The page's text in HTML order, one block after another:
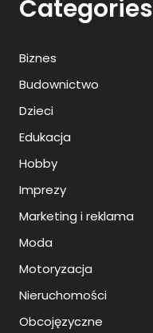
Categories
Biznes
Budownictwo
Dzieci
Edukacja
Hobby
Imprezy
Marketing i reklama
Moda
Motoryzacja
Nieruchomości
Obcojęzyczne